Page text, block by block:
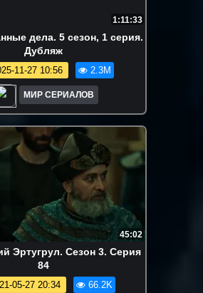
1:11:33
дела. 5 сезон, 1 серия.
Дубляж
11-27 10:56 2.3M
МИР СЕРИАЛОВ
45:02
Эртугрул. Сезон 3. Серия
84
05-27 20:34 66.2K